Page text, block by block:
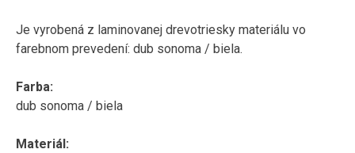
Je vyrobená z laminovanej drevotriesky materiálu vo
farebnom prevedení: dub sonoma / biela.
Farba:
dub sonoma / biela
Materiál: